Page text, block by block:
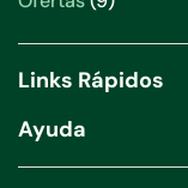
Links Rápidos
Ayuda